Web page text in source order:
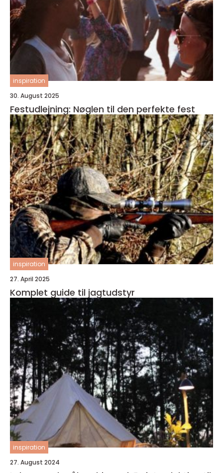
inspiration
30. August 2025
Festudlejning: Nøglen til den perfekte fest
inspiration
27. April 2025
Komplet guide til jagtudstyr
inspiration
27. August 2024